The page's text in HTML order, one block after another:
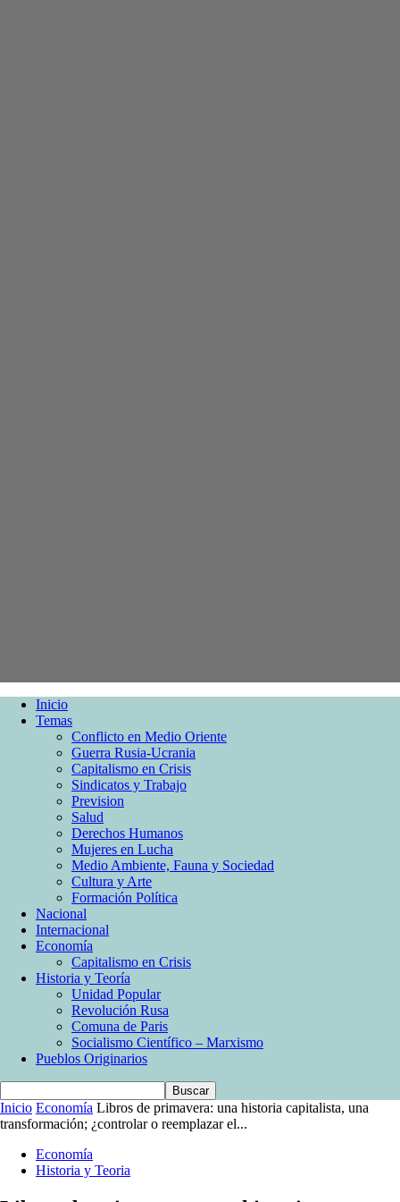
Inicio
Temas
Conflicto en Medio Oriente
Guerra Rusia-Ucrania
Capitalismo en Crisis
Sindicatos y Trabajo
Prevision
Salud
Derechos Humanos
Mujeres en Lucha
Medio Ambiente, Fauna y Sociedad
Cultura y Arte
Formación Política
Nacional
Internacional
Economía
Capitalismo en Crisis
Historia y Teoría
Unidad Popular
Revolución Rusa
Comuna de Paris
Socialismo Científico – Marxismo
Pueblos Originarios
Inicio Economía Libros de primavera: una historia capitalista, una
transformación; ¿controlar o reemplazar el...
Economía
Historia y Teoria